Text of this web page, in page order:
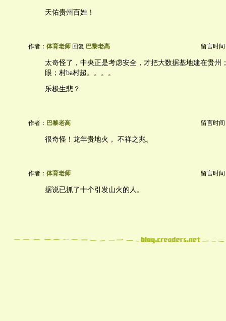
天佑贵州百姓！
作者： 体育老师 回复 巴黎老高 留言时间
太奇怪了，中央正是考虑安全，才把大数据基地建在贵州
眼；村ba村超。。。。
乐极生悲？
作者： 巴黎老高 留言时间
很奇怪！龙年贵地火， 不祥之兆。
作者： 体育老师 留言时间
据说已抓了十个引发山火的人。